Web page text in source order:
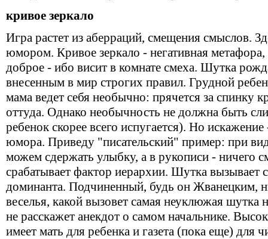
кривое зеркало
Игра растет из аберраций, смещения смыслов.
юмором. Кривое зеркало - негативная
доброе - ибо висит в комнате смеха. Шутка
внесенным в мир строгих правил. Грудной
мама ведет себя необычно: прячется за спинку
оттуда. Однако необычность не должна быть
ребенок скорее всего испугается). Но
юмора. Приведу "писательский" пример: при
можем сдержать улыбку, а в рукописи - ничего
срабатывает фактор иерархии. Шутка вызывает
доминанта. Подчиненный, будь он Жванецким,
веселья, какой вызовет самая неуклюжая шутка
не расскажет анекдот о самом начальнике.
имеет мать для ребенка и газета (пока еще) для